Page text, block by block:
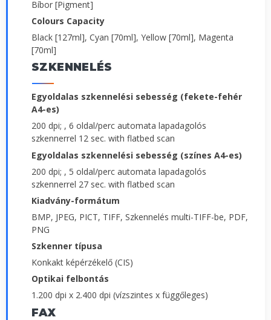
Bíbor [Pigment]
Colours Capacity
Black [127ml], Cyan [70ml], Yellow [70ml], Magenta
[70ml]
SZKENNELÉS
Egyoldalas szkennelési sebesség (fekete-fehér
A4-es)
200 dpi; , 6 oldal/perc automata lapadagolós
szkennerrel 12 sec. with flatbed scan
Egyoldalas szkennelési sebesség (színes A4-es)
200 dpi; , 5 oldal/perc automata lapadagolós
szkennerrel 27 sec. with flatbed scan
Kiadvány-formátum
BMP, JPEG, PICT, TIFF, Szkennelés multi-TIFF-be, PDF,
PNG
Szkenner típusa
Konkakt képérzékelő (CIS)
Optikai felbontás
1.200 dpi x 2.400 dpi (vízszintes x függőleges)
FAX